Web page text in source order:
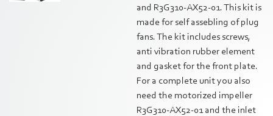
and R3G310-AX52-01. This kit is
made for self assebling of plug
fans. The kit includes screws,
anti vibration rubber element
and gasket for the front plate.
For a complete unit you also
need the motorized impeller
R3G310-AX52-01 and the inlet